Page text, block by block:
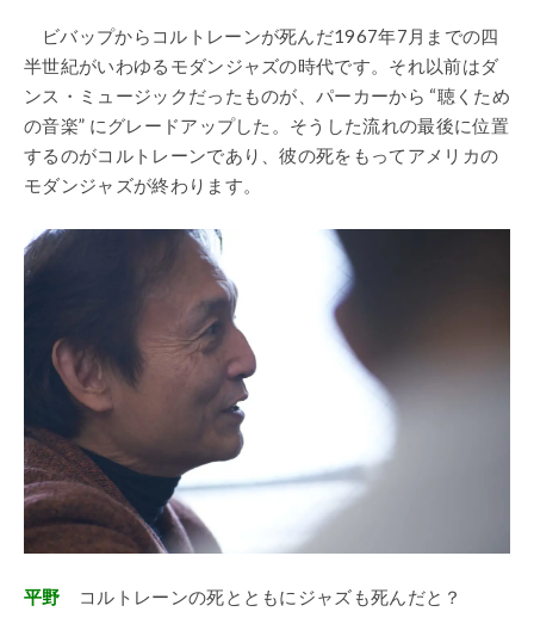
ビバップからコルトレーンが死んだ1967年7月までの四
半世紀がいわゆるモダンジャズの時代です。それ以前はダ
ンス・ミュージックだったものが、パーカーから “聴くため
の音楽” にグレードアップした。そうした流れの最後に位置
するのがコルトレーンであり、彼の死をもってアメリカの
モダンジャズが終わります。
平野 コルトレーンの死とともにジャズも死んだと？